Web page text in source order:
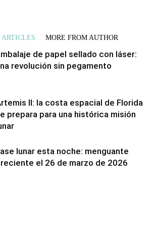
MORE FROM AUTHOR
de papel sellado con láser:
revolución sin pegamento
II: la costa espacial de Florida
prepara para una histórica misión
lunar esta noche: menguante
el 26 de marzo de 2026